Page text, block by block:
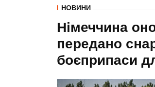
НОВИНИ
Німеччина
передано
боєприпаси